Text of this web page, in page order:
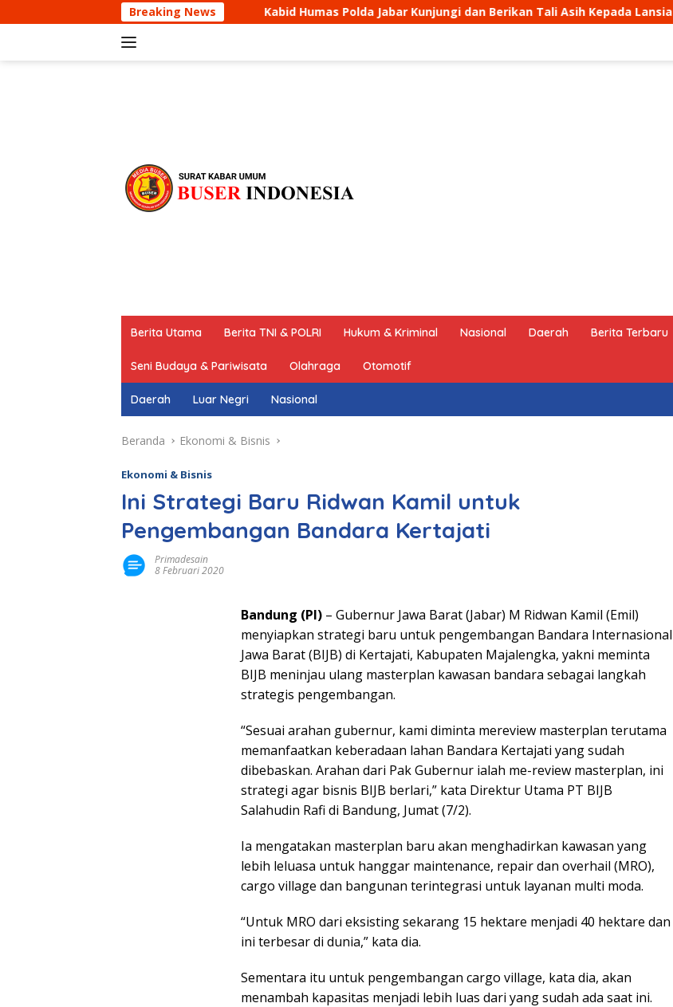
ke
Breaking News
Kabid Humas Polda Jabar Kunjungi dan Berikan Tali Asih Kepada Lansia Sebatangkara di Jatingangor
Berita Utama Berita TNI & POLRI Hukum & Kriminal Nasional Daerah Berita Terbaru
Seni Budaya & Pariwisata Olahraga Otomotif
Daerah Luar Negri Nasional
Beranda Ekonomi & Bisnis
Ekonomi & Bisnis
Ini Strategi Baru Ridwan Kamil untuk
Pengembangan Bandara Kertajati
Primadesain
8 Februari 2020
Bandung (PI) – Gubernur Jawa Barat (Jabar) M Ridwan Kamil (Emil)
menyiapkan strategi baru untuk pengembangan Bandara Internasional
Jawa Barat (BIJB) di Kertajati, Kabupaten Majalengka, yakni meminta
BIJB meninjau ulang masterplan kawasan bandara sebagai langkah
strategis pengembangan.
“Sesuai arahan gubernur, kami diminta mereview masterplan terutama
memanfaatkan keberadaan lahan Bandara Kertajati yang sudah
dibebaskan. Arahan dari Pak Gubernur ialah me-review masterplan, ini
strategi agar bisnis BIJB berlari,” kata Direktur Utama PT BIJB
Salahudin Rafi di Bandung, Jumat (7/2).
Ia mengatakan masterplan baru akan menghadirkan kawasan yang
lebih leluasa untuk hanggar maintenance, repair dan overhail (MRO),
cargo village dan bangunan terintegrasi untuk layanan multi moda.
“Untuk MRO dari eksisting sekarang 15 hektare menjadi 40 hektare dan
ini terbesar di dunia,” kata dia.
Sementara itu untuk pengembangan cargo village, kata dia, akan
menambah kapasitas menjadi lebih luas dari yang sudah ada saat ini.